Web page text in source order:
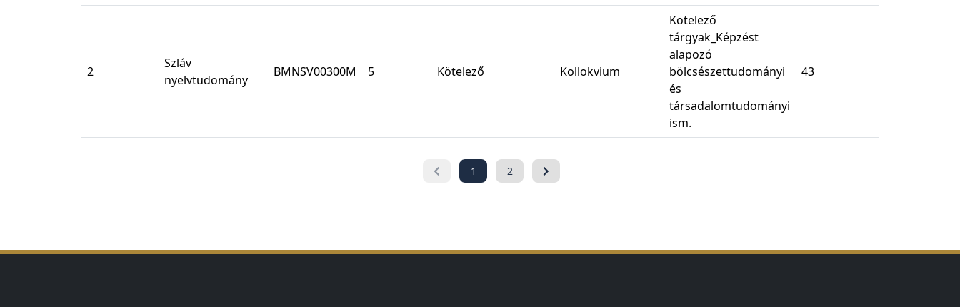
2
Szláv
nyelvtudomány
BMNSV00300M 5 Kötelező Kollokvium
Kötelező
tárgyak_Képzést
alapozó
bölcsészettudományi
és
társadalomtudományi
ism.
43
1 2